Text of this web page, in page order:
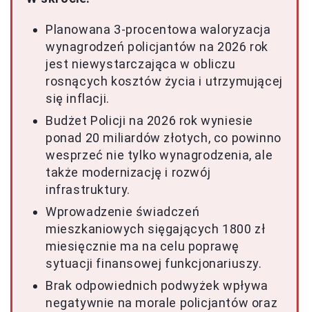
Planowana 3-procentowa waloryzacja
wynagrodzeń policjantów na 2026 rok
jest niewystarczająca w obliczu
rosnących kosztów życia i utrzymującej
się inflacji.
Budżet Policji na 2026 rok wyniesie
ponad 20 miliardów złotych, co powinno
wesprzeć nie tylko wynagrodzenia, ale
także modernizację i rozwój
infrastruktury.
Wprowadzenie świadczeń
mieszkaniowych sięgających 1800 zł
miesięcznie ma na celu poprawę
sytuacji finansowej funkcjonariuszy.
Brak odpowiednich podwyżek wpływa
negatywnie na morale policjantów oraz